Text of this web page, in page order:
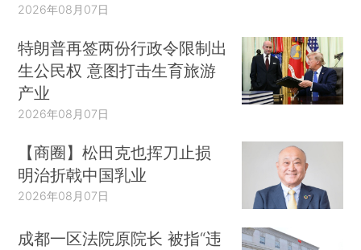
2026年08月07日
特朗普再签两份行政令限制出
生公民权 意图打击生育旅游
产业
2026年08月07日
【商圈】松田克也挥刀止损
明治折戟中国乳业
2026年08月07日
成都一区法院原院长 被指“违